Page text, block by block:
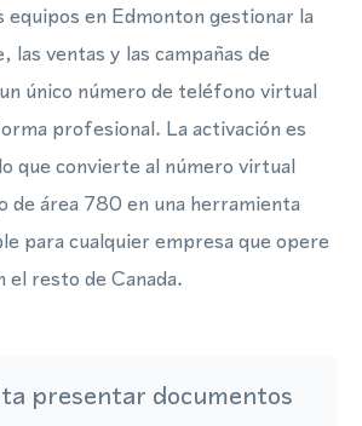
en Edmonton gestionar la
las ventas y las campañas de
único número de teléfono virtual
profesional. La activación es
que convierte al número virtual
de área 780 en una herramienta
para cualquier empresa que opere
el resto de Canada.
presentar documentos